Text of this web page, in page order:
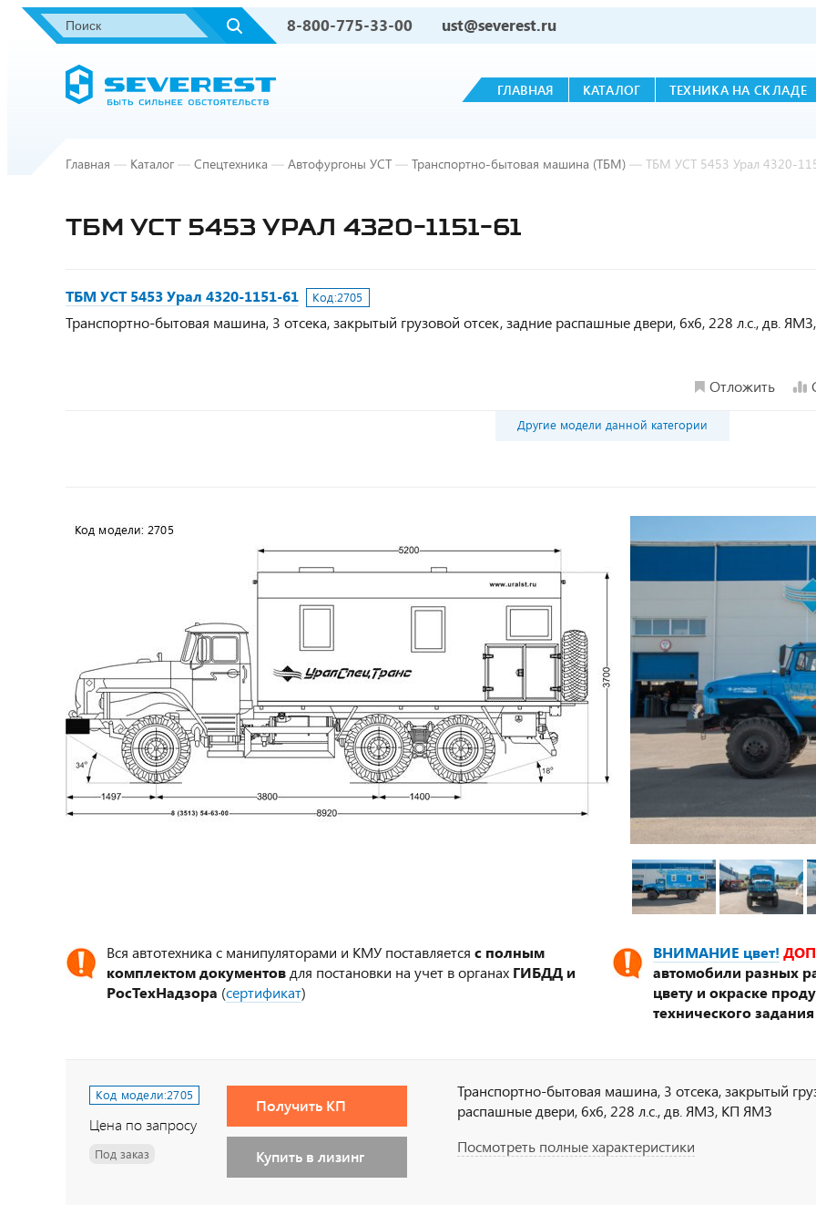
8-800-775-33-00 ust@severest.ru
ГЛАВНАЯ КАТАЛОГ ТЕХНИКА НА СКЛАДЕ
Главная — Каталог — Спецтехника — Автофургоны УСТ — Транспортно-бытовая машина (ТБМ) — ТБМ УСТ 5453 Урал 4320-
ТБМ УСТ 5453 УРАЛ 4320-1151-61
ТБМ УСТ 5453 Урал 4320-1151-61 Код:2705
Транспортно-бытовая машина, 3 отсека, закрытый грузовой отсек, задние распашные двери, 6х6, 228 л.с., дв.
Отложить
Другие модели данной категории
Вся автотехника с манипуляторами и КМУ поставляется с полным
комплектом документов для постановки на учет в органах ГИБДД и
РосТехНадзора (сертификат)
ВНИМАНИЕ цвет!
автомобили разных
цвету и окраске
технического
Код модели:2705
Цена по запросу
Под заказ
Получить КП
Купить в лизинг
Транспортно-бытовая машина, 3 отсека, закрытый
распашные двери, 6х6, 228 л.с., дв. ЯМЗ, КП ЯМЗ
Посмотреть полные характеристики